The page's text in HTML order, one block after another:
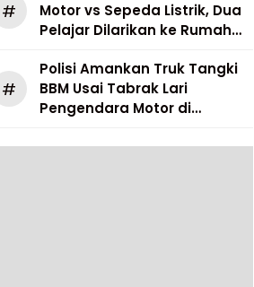
#
Motor vs Sepeda Listrik, Dua
Pelajar Dilarikan ke Rumah
#
Polisi Amankan Truk Tangki
BBM Usai Tabrak Lari
Pengendara Motor di